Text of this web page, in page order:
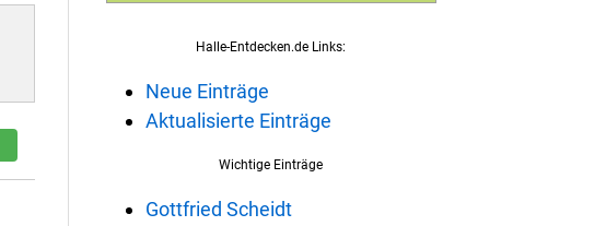
Halle-Entdecken.de Links:
Neue Einträge
Aktualisierte Einträge
Wichtige Einträge
Gottfried Scheidt